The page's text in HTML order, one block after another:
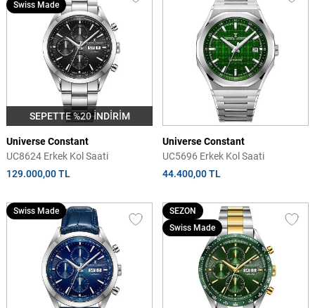
SEPETTE %20 İNDİRİM
Swiss Made
Universe Constant
UC8624 Erkek Kol Saati
129.000,00 TL
Universe Constant
UC5696 Erkek Kol Saati
44.400,00 TL
Swiss Made
SEZON
Swiss Made